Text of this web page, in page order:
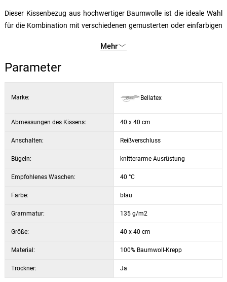
Dieser Kissenbezug aus hochwertiger Baumwolle ist die ideale Wahl
für die Kombination mit verschiedenen gemusterten oder einfarbigen
passt er in jedes Schlafzimmer und fügt sich problemlos in jede
Einrichtung ein. Der praktische Reißverschluss erleichtert die
Handhabung und sorgt für einen komfortablen Gebrauch.
Muster kann jeder Bezug etwas anders ausfallen. Dies verleiht jedem
Veranschaulichung.
Mehr
Parameter
Marke: Bellatex
Abmessungen des Kissens: 40 x 40 cm
Anschalten: Reißverschluss
Bügeln: knitterarme Ausrüstung
Empfohlenes Waschen: 40 °C
Farbe: blau
Grammatur: 135 g/m2
Größe: 40 x 40 cm
Material: 100% Baumwoll-Krepp
Trockner: Ja